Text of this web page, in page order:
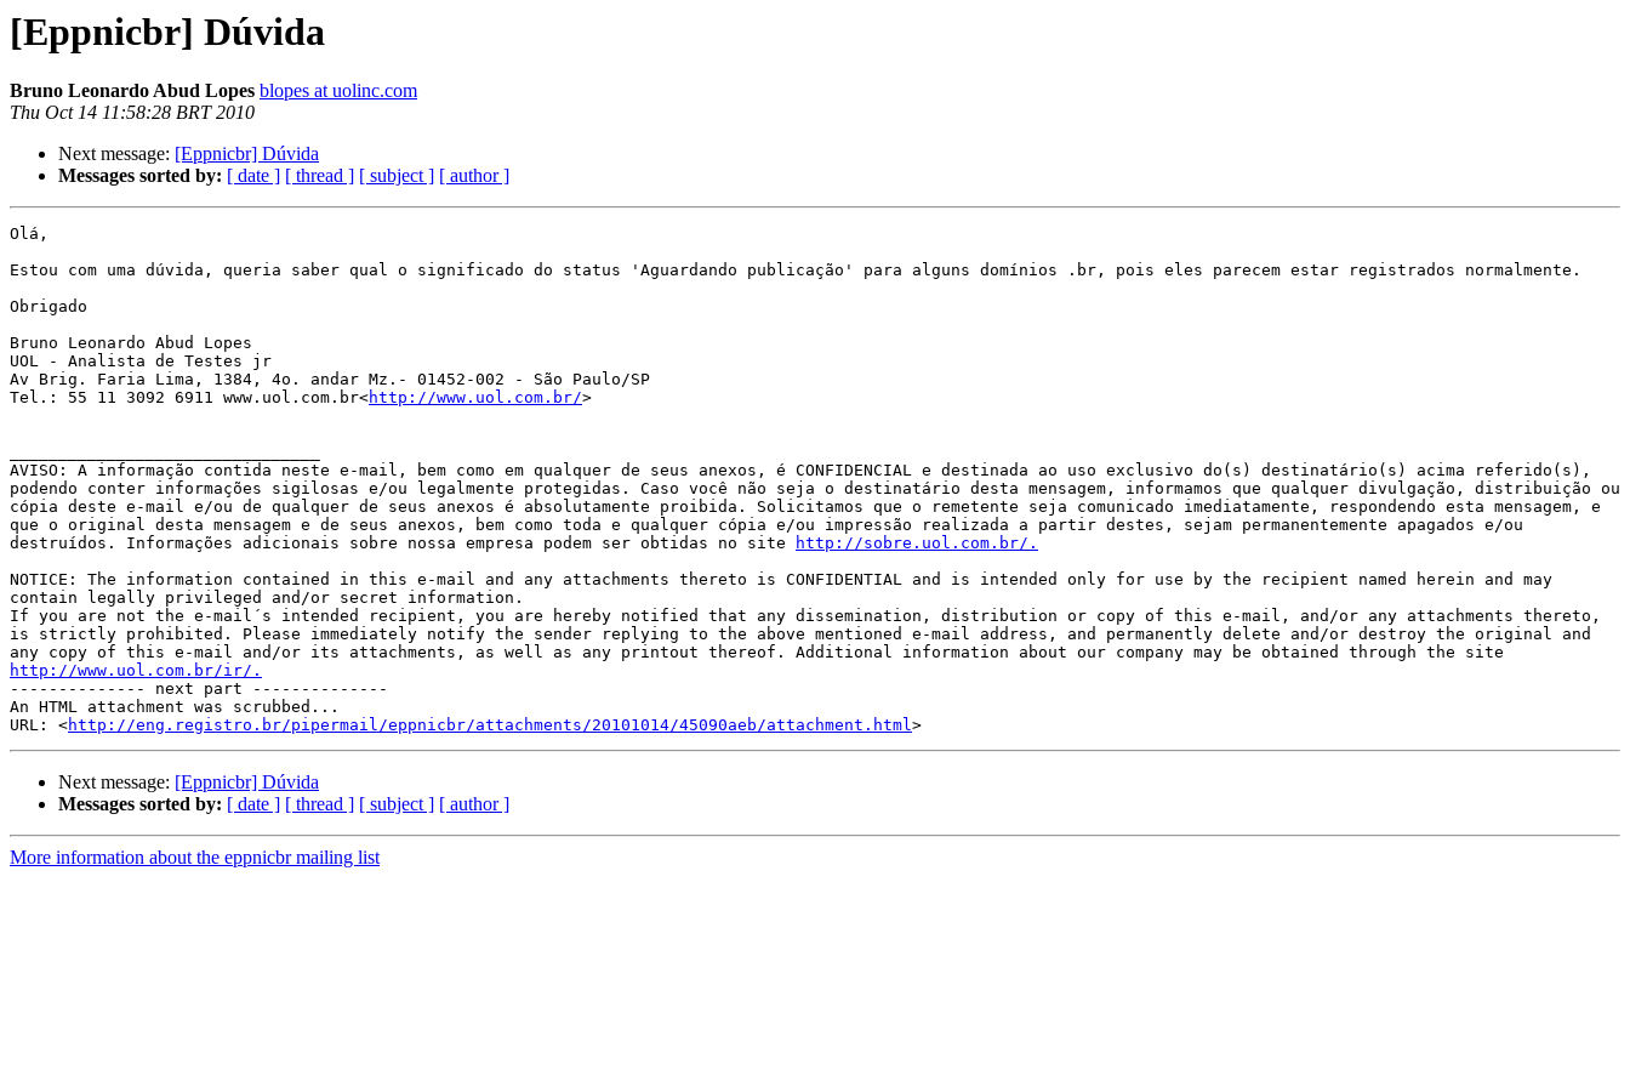
[Eppnicbr] Dúvida
Bruno Leonardo Abud Lopes blopes at uolinc.com
Thu Oct 14 11:58:28 BRT 2010
Next message: [Eppnicbr] Dúvida
Messages sorted by: [ date ] [ thread ] [ subject ] [ author ]
Olá,
Estou com uma dúvida, queria saber qual o significado do status 'Aguardando publicação' para alguns domínios .br, pois eles parecem estar registrados normalmente.
Obrigado
Bruno Leonardo Abud Lopes
UOL - Analista de Testes jr
Av Brig. Faria Lima, 1384, 4o. andar Mz.- 01452-002 - São Paulo/SP
Tel.: 55 11 3092 6911 www.uol.com.br<http://www.uol.com.br/>
AVISO: A informação contida neste e-mail, bem como em qualquer de seus anexos, é CONFIDENCIAL e destinada ao uso exclusivo do(s) destinatário(s) acima referido(s),
podendo conter informações sigilosas e/ou legalmente protegidas. Caso você não seja o destinatário desta mensagem, informamos que qualquer divulgação, distribuição ou
cópia deste e-mail e/ou de qualquer de seus anexos é absolutamente proibida. Solicitamos que o remetente seja comunicado imediatamente, respondendo esta mensagem, e
que o original desta mensagem e de seus anexos, bem como toda e qualquer cópia e/ou impressão realizada a partir destes, sejam permanentemente apagados e/ou
destruídos. Informações adicionais sobre nossa empresa podem ser obtidas no site
http://sobre.uol.com.br/.
NOTICE: The information contained in this e-mail and any attachments thereto is CONFIDENTIAL and is intended only for use by the recipient named herein and may
contain legally privileged and/or secret information.
If you are not the e-mail´s intended recipient, you are hereby notified that any dissemination, distribution or copy of this e-mail, and/or any attachments thereto,
is strictly prohibited. Please immediately notify the sender replying to the above mentioned e-mail address, and permanently delete and/or destroy the original and
http://www.uol.com.br/ir/.
-------------- next part --------------
An HTML attachment was scrubbed...
URL: <http://eng.registro.br/pipermail/eppnicbr/attachments/20101014/45090aeb/attachment.html
Next message: [Eppnicbr] Dúvida
Messages sorted by: [ date ] [ thread ] [ subject ] [ author ]
More information about the eppnicbr mailing list